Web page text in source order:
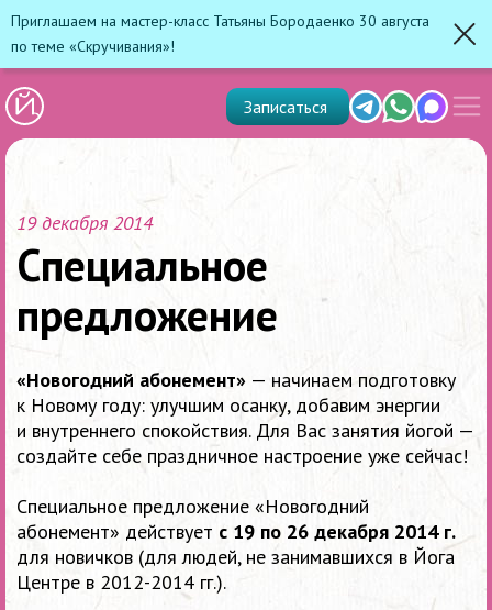
Приглашаем на мастер-класс Татьяны Бородаенко 30 августа
по теме «Скручивания»!
TelegramWhats'app
Max
Записаться
меню
19 декабря 2014
Специальное
предложение
«Новогодний абонемент» — начинаем подготовку
к Новому году: улучшим осанку, добавим энергии
и внутреннего спокойствия. Для Вас занятия йогой —
создайте себе праздничное настроение уже сейчас!
Специальное предложение «Новогодний
абонемент» действует с 19 по 26 декабря 2014 г.
для новичков (для людей, не занимавшихся в Йога
Центре в 2012-2014 гг.).